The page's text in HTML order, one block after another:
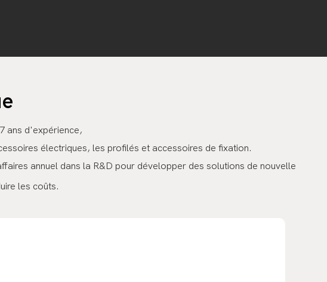
ans d'expérience,
électriques, les profilés et accessoires de fixation.
annuel dans la R&D pour développer des solutions de nouvelle
les coûts.